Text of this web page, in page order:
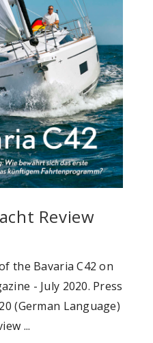
Review
the Bavaria C42 on
- July 2020. Press
(German Language)
...